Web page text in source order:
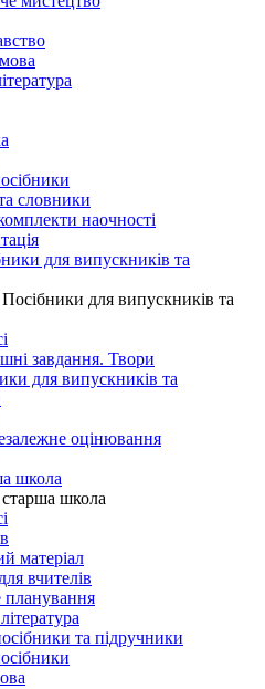
словники
наочності
для випускників та
для випускників та
завдання. Твори
для випускників та
оцінювання
школа
школа
матеріал
вчителів
планування
та підручники